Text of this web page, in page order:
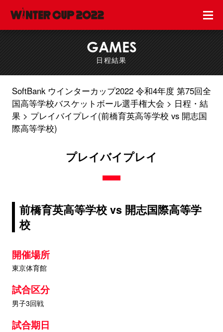
GAMES
日程結果
SoftBank ウインターカップ2022 令和4年度 第75回全
国高等学校バスケットボール選手権大会
日程・結
果
プレイバイプレイ(前橋育英高等学校 vs 開志国
際高等学校)
プレイバイプレイ
前橋育英高等学校 vs 開志国際高等学
校
開催場所
東京体育館
試合区分
男子3回戦
試合期日